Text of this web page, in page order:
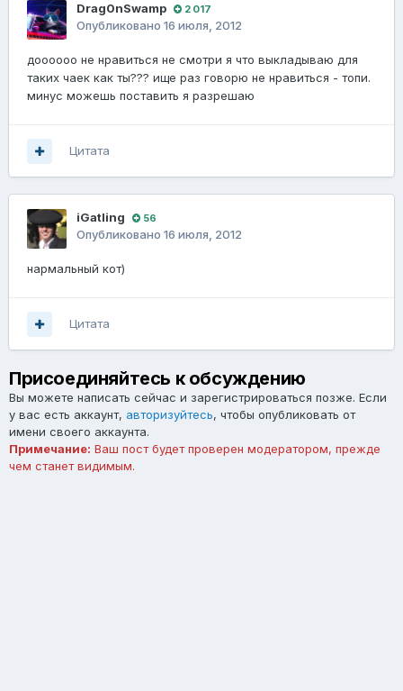
Drag0nSwamp 2 017
Опубликовано 16 июля, 2012
доооооо не нравиться не смотри я что выкладываю для
таких чаек как ты??? ище раз говорю не нравиться - топи.
минус можешь поставить я разрешаю
Цитата
iGatling 56
Опубликовано 16 июля, 2012
нармальный кот)
Цитата
Присоединяйтесь к обсуждению
Вы можете написать сейчас и зарегистрироваться позже. Если
у вас есть аккаунт, авторизуйтесь, чтобы опубликовать от
имени своего аккаунта.
Примечание: Ваш пост будет проверен модератором, прежде
чем станет видимым.